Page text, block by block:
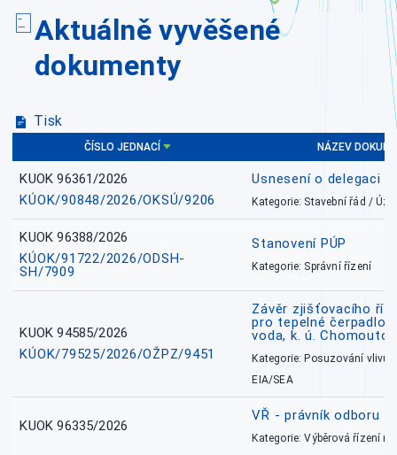
Aktuálně vyvěšené
dokumenty
Tisk
ČÍSLO JEDNACÍ NÁZEV
KUOK 96361/2026
KÚOK/90848/2026/OKSÚ/9206
Usnesení o delegaci
Kategorie: Stavební řád /
KUOK 96388/2026
KÚOK/91722/2026/ODSH-
SH/7909
Stanovení PÚP
Kategorie: Správní řízení
KUOK 94585/2026
KÚOK/79525/2026/OŽPZ/9451
Závěr zjišťovacího
pro tepelné čerpadlo
voda, k. ú. Chomoutov
Kategorie: Posuzování vlivů
EIA/SEA
KUOK 96335/2026
VŘ - právník odboru
Kategorie: Výběrová řízení